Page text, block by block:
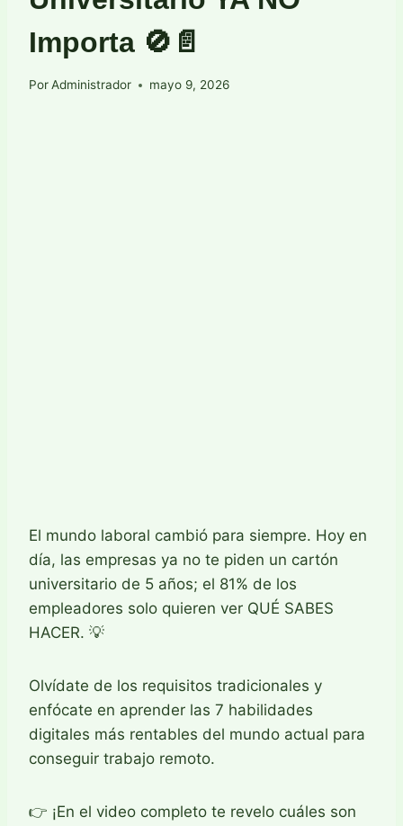
Importa 🚫📄
PorAdministrador mayo 9, 2026
El mundo laboral cambió para siempre. Hoy en
día, las empresas ya no te piden un cartón
universitario de 5 años; el 81% de los
empleadores solo quieren ver QUÉ SABES
HACER. 💡
Olvídate de los requisitos tradicionales y
enfócate en aprender las 7 habilidades
digitales más rentables del mundo actual para
conseguir trabajo remoto.
👉 ¡En el video completo te revelo cuáles son